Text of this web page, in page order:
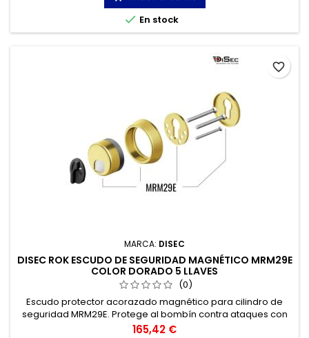
 En stock
MARCA: DISEC
DISEC ROK ESCUDO DE SEGURIDAD MAGNÉTICO MRM29E
COLOR DORADO 5 LLAVES
(0)
Escudo protector acorazado magnético para cilindro de
seguridad MRM29E. Protege al bombín contra ataques con
violencia y vandalismo.
Precio
165,42 €
favorite_border